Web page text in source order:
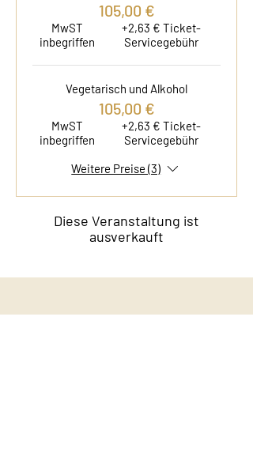
105,00 €
MwST
inbegriffen
+2,63 € Ticket-
Servicegebühr
Vegetarisch und Alkohol
105,00 €
MwST
inbegriffen
+2,63 € Ticket-
Servicegebühr
Weitere Preise (3)
Diese Veranstaltung ist
ausverkauft